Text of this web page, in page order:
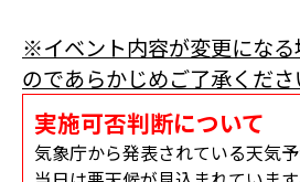
※イベント内容が変更にな
のであらかじめご了承くださ
実施可否判断について
気象庁から発表されている天気